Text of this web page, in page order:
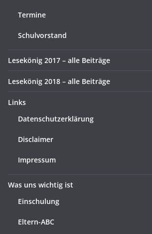
Termine
Schulvorstand
Lesekönig 2017 – alle Beiträge
Lesekönig 2018 – alle Beiträge
Links
Datenschutzerklärung
Disclaimer
Impressum
Was uns wichtig ist
Einschulung
Eltern-ABC